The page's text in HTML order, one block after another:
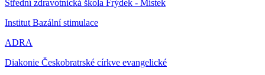
Střední zdravotnická škola Frýdek - Místek
Institut Bazální stimulace
ADRA
Diakonie Českobratrské církve evangelické